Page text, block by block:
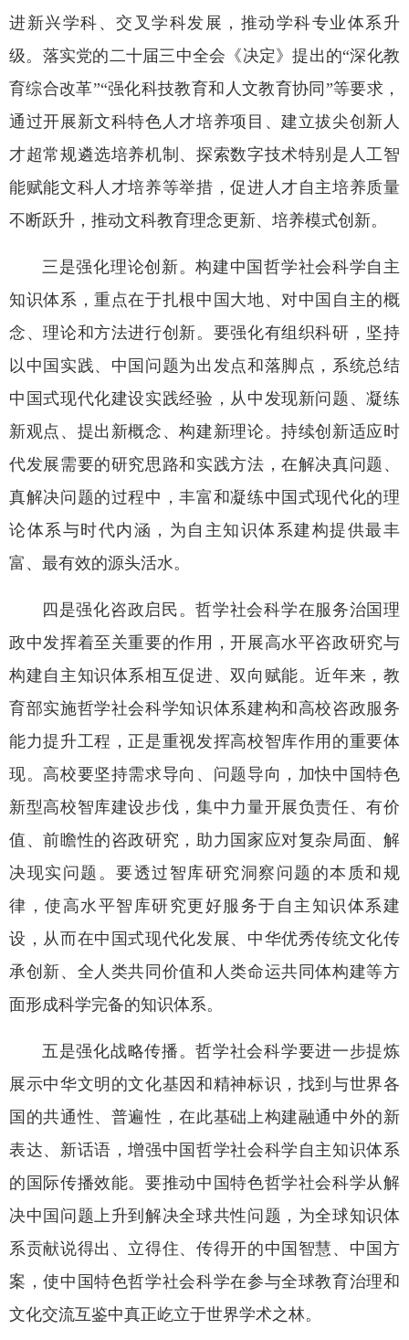
进新兴学科、交叉学科发展，推动学科专业体系升
级。落实党的二十届三中全会《决定》提出的“深化教
育综合改革”“强化科技教育和人文教育协同”等要求，
通过开展新文科特色人才培养项目、建立拔尖创新人
才超常规遴选培养机制、探索数字技术特别是人工智
能赋能文科人才培养等举措，促进人才自主培养质量
不断跃升，推动文科教育理念更新、培养模式创新。
三是强化理论创新。构建中国哲学社会科学自主
知识体系，重点在于扎根中国大地、对中国自主的概
念、理论和方法进行创新。要强化有组织科研，坚持
以中国实践、中国问题为出发点和落脚点，系统总结
中国式现代化建设实践经验，从中发现新问题、凝练
新观点、提出新概念、构建新理论。持续创新适应时
代发展需要的研究思路和实践方法，在解决真问题、
真解决问题的过程中，丰富和凝练中国式现代化的理
论体系与时代内涵，为自主知识体系建构提供最丰
富、最有效的源头活水。
四是强化咨政启民。哲学社会科学在服务治国理
政中发挥着至关重要的作用，开展高水平咨政研究与
构建自主知识体系相互促进、双向赋能。近年来，教
育部实施哲学社会科学知识体系建构和高校咨政服务
能力提升工程，正是重视发挥高校智库作用的重要体
现。高校要坚持需求导向、问题导向，加快中国特色
新型高校智库建设步伐，集中力量开展负责任、有价
值、前瞻性的咨政研究，助力国家应对复杂局面、解
决现实问题。要透过智库研究洞察问题的本质和规
律，使高水平智库研究更好服务于自主知识体系建
设，从而在中国式现代化发展、中华优秀传统文化传
承创新、全人类共同价值和人类命运共同体构建等方
面形成科学完备的知识体系。
五是强化战略传播。哲学社会科学要进一步提炼
展示中华文明的文化基因和精神标识，找到与世界各
国的共通性、普遍性，在此基础上构建融通中外的新
表达、新话语，增强中国哲学社会科学自主知识体系
的国际传播效能。要推动中国特色哲学社会科学从解
决中国问题上升到解决全球共性问题，为全球知识体
系贡献说得出、立得住、传得开的中国智慧、中国方
案，使中国特色哲学社会科学在参与全球教育治理和
文化交流互鉴中真正屹立于世界学术之林。